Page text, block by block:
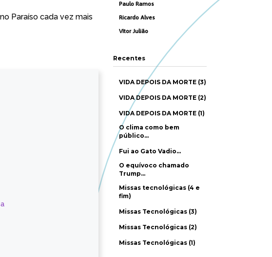
Paraíso cada vez mais
Paulo Ramos
Ricardo Alves
Vítor Julião
Recentes
VIDA DEPOIS DA MORTE (3)
VIDA DEPOIS DA MORTE (2)
VIDA DEPOIS DA MORTE (1)
O clima como bem
público…
Fui ao Gato Vadio…
O equívoco chamado
Trump…
Missas tecnológicas (4 e
fim)
Missas Tecnológicas (3)
Missas Tecnológicas (2)
Missas Tecnológicas (1)